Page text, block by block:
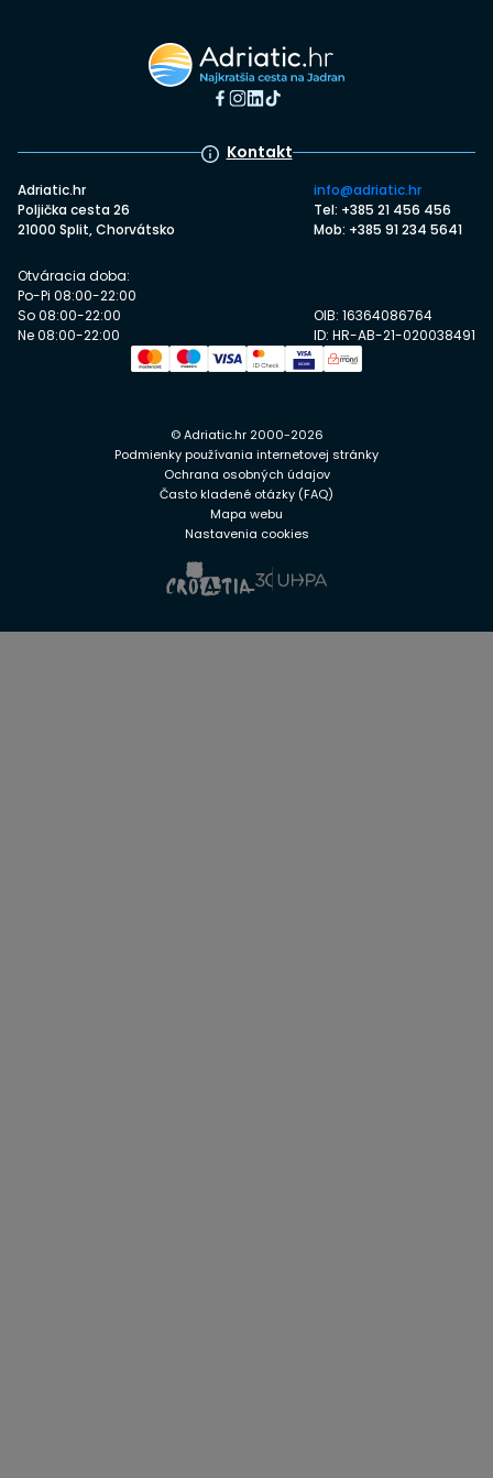
Kontakt
Adriatic.hr
Poljička cesta 26
21000 Split, Chorvátsko
info@adriatic.hr
Tel: +385 21 456 456
Mob: +385 91 234 5641
Otváracia doba:
Po-Pi 08:00-22:00
So 08:00-22:00
Ne 08:00-22:00
OIB: 16364086764
ID: HR-AB-21-020038491
© Adriatic.hr 2000-2026
Podmienky používania internetovej stránky
Ochrana osobných údajov
Často kladené otázky (FAQ)
Mapa webu
Nastavenia cookies